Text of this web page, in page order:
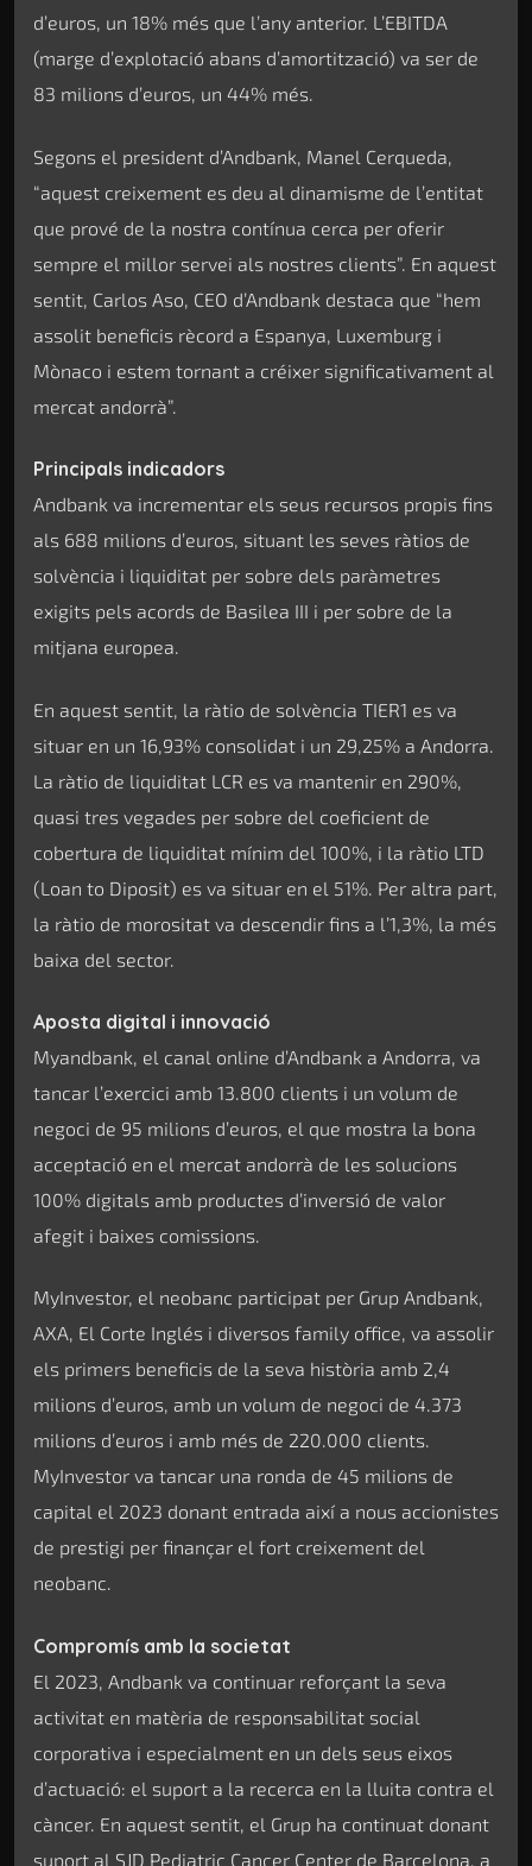
d’euros, un 18% més que l’any anterior. L’EBITDA
(marge d’explotació abans d’amortització) va ser de
83 milions d’euros, un 44% més.
Segons el president d’Andbank, Manel Cerqueda,
“aquest creixement es deu al dinamisme de l’entitat
que prové de la nostra contínua cerca per oferir
sempre el millor servei als nostres clients”. En aquest
sentit, Carlos Aso, CEO d’Andbank destaca que “hem
assolit beneficis rècord a Espanya, Luxemburg i
Mònaco i estem tornant a créixer significativament al
mercat andorrà”.
Principals indicadors
Andbank va incrementar els seus recursos propis fins
als 688 milions d’euros, situant les seves ràtios de
solvència i liquiditat per sobre dels paràmetres
exigits pels acords de Basilea III i per sobre de la
mitjana europea.
En aquest sentit, la ràtio de solvència TIER1 es va
situar en un 16,93% consolidat i un 29,25% a Andorra.
La ràtio de liquiditat LCR es va mantenir en 290%,
quasi tres vegades per sobre del coeficient de
cobertura de liquiditat mínim del 100%, i la ràtio LTD
(Loan to Diposit) es va situar en el 51%. Per altra part,
la ràtio de morositat va descendir fins a l’1,3%, la més
baixa del sector.
Aposta digital i innovació
Myandbank, el canal online d’Andbank a Andorra, va
tancar l’exercici amb 13.800 clients i un volum de
negoci de 95 milions d’euros, el que mostra la bona
acceptació en el mercat andorrà de les solucions
100% digitals amb productes d’inversió de valor
afegit i baixes comissions.
MyInvestor, el neobanc participat per Grup Andbank,
AXA, El Corte Inglés i diversos family office, va assolir
els primers beneficis de la seva història amb 2,4
milions d’euros, amb un volum de negoci de 4.373
milions d’euros i amb més de 220.000 clients.
MyInvestor va tancar una ronda de 45 milions de
capital el 2023 donant entrada així a nous accionistes
de prestigi per finançar el fort creixement del
neobanc.
Compromís amb la societat
El 2023, Andbank va continuar reforçant la seva
activitat en matèria de responsabilitat social
corporativa i especialment en un dels seus eixos
d’actuació: el suport a la recerca en la lluita contra el
càncer. En aquest sentit, el Grup ha continuat donant
suport al SJD Pediatric Cancer Center de Barcelona, a